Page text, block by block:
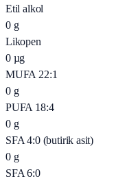
Etil alkol
0 g
Likopen
0 µg
MUFA 22:1
0 g
PUFA 18:4
0 g
SFA 4:0 (butirik asit)
0 g
SFA 6:0